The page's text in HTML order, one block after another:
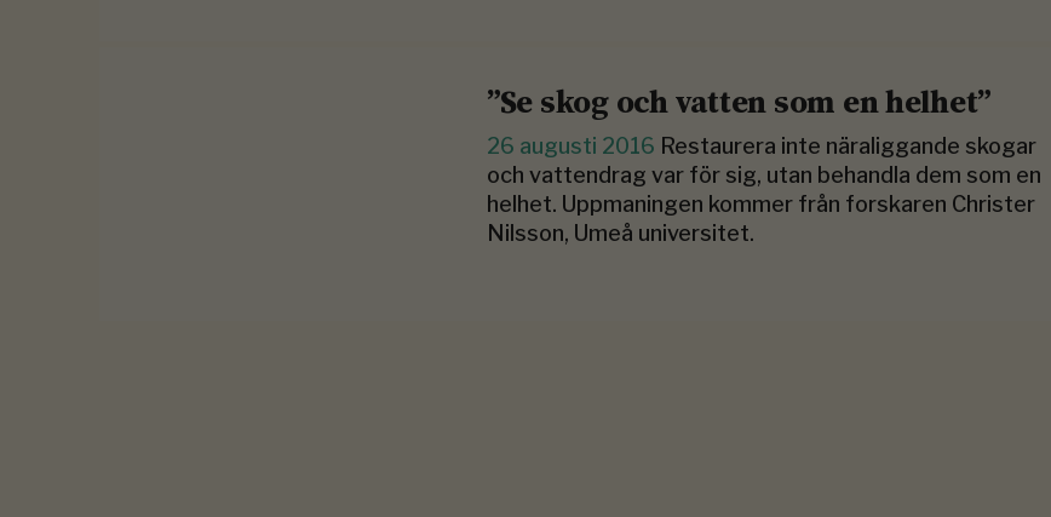
”Se skog och vatten som en helhet”
26 augusti 2016 Restaurera inte näraliggande skogar
och vattendrag var för sig, utan behandla dem som en
helhet. Uppmaningen kommer från forskaren Christer
Nilsson, Umeå universitet.